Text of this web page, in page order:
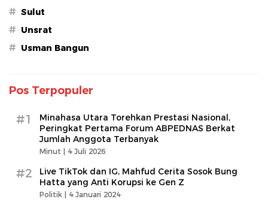
# Sulut
# Unsrat
# Usman Bangun
Pos Terpopuler
#1
Minahasa Utara Torehkan Prestasi Nasional,
Peringkat Pertama Forum ABPEDNAS Berkat
Jumlah Anggota Terbanyak
Minut | 4 Juli 2026
#2
Live TikTok dan IG, Mahfud Cerita Sosok Bung
Hatta yang Anti Korupsi ke Gen Z
Politik | 4 Januari 2024